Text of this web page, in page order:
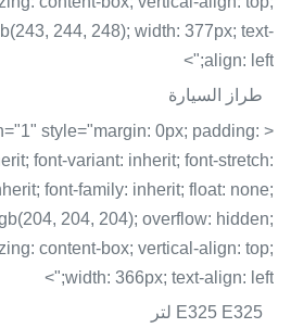
244, 248); width: 377px; text-
align: left;">
طراز السيارة
style="margin: 0px; padding:
font-variant: inherit; font-stretch:
font-family: inherit; float: none;
204, 204); overflow: hidden;
content-box; vertical-align: top;
width: 366px; text-align: left;">
E325 E325 لتر